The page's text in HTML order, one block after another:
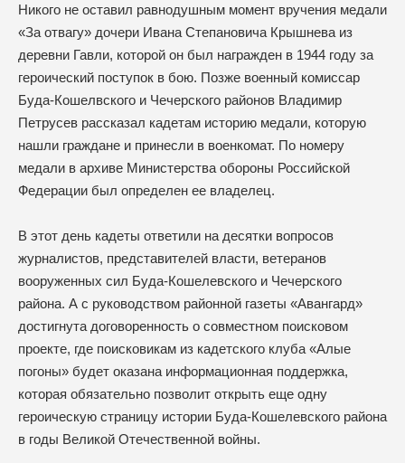
Никого не оставил равнодушным момент вручения медали
«За отвагу» дочери Ивана Степановича Крышнева из
деревни Гавли, которой он был награжден в 1944 году за
героический поступок в бою. Позже военный комиссар
Буда-Кошелвского и Чечерского районов Владимир
Петрусев рассказал кадетам историю медали, которую
нашли граждане и принесли в военкомат. По номеру
медали в архиве Министерства обороны Российской
Федерации был определен ее владелец.
В этот день кадеты ответили на десятки вопросов
журналистов, представителей власти, ветеранов
вооруженных сил Буда-Кошелевского и Чечерского
района. А с руководством районной газеты «Авангард»
достигнута договоренность о совместном поисковом
проекте, где поисковикам из кадетского клуба «Алые
погоны» будет оказана информационная поддержка,
которая обязательно позволит открыть еще одну
героическую страницу истории Буда-Кошелевского района
в годы Великой Отечественной войны.